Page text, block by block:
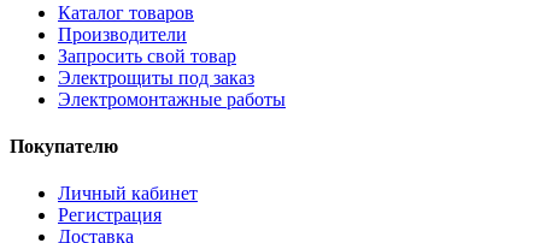
Каталог товаров
Производители
Запросить свой товар
Электрощиты под заказ
Электромонтажные работы
Покупателю
Личный кабинет
Регистрация
Доставка